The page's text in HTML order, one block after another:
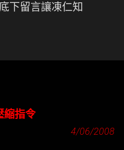
下留言讓凍仁知
縮指令
4/06/2008